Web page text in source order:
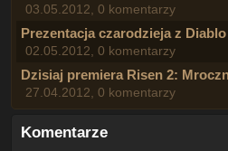
03.05.2012, 0 komentarzy
Prezentacja czarodzieja z Diablo
02.05.2012, 0 komentarzy
Dzisiaj premiera Risen 2:
27.04.2012, 0 komentarzy
Komentarze